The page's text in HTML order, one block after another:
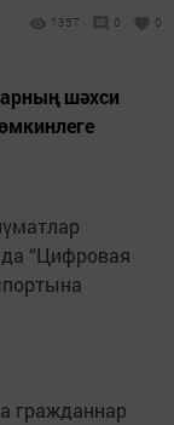
1357 0 0
шәхси
“Цифровая
гражданнар